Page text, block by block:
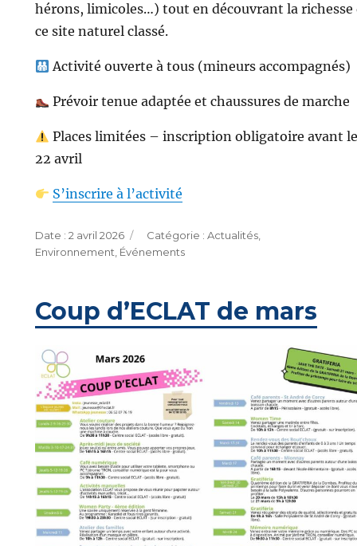
hérons, limicoles…) tout en découvrant la richesse
ce site naturel classé.
Activité ouverte à tous (mineurs accompagnés)
Prévoir tenue adaptée et chaussures de marche
Places limitées – inscription obligatoire avant
22 avril
S’inscrire à l’activité
Publié
le
2 avril 2026 Catégories
Actualités,
Environnement, Événements
Coup d’ECLAT de mars